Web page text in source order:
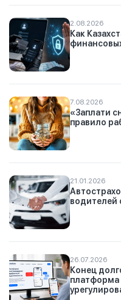
2.08.2026
Как
7.08.2026
«Заплати
правило
21.01.2026
водителей
26.07.2026
Конец
платформа